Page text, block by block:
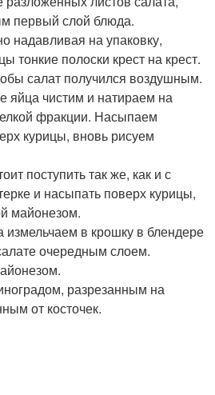
первый слой блюда.
надавливая на упаковку,
тонкие полоски крест на крест.
салат получился воздушным.
яйца чистим и натираем на
фракции. Насыпаем
курицы, вновь рисуем
поступить так же, как и с
и насыпать поверх курицы,
майонезом.
измельчаем в крошку в блендере
очередным слоем.
разрезанным на
от косточек.